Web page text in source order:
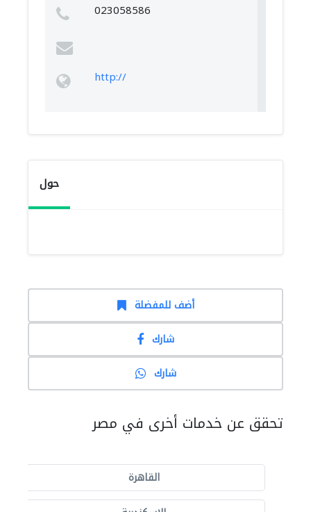
023058586
http://
حول
أضف للمفضلة
شارك
شارك
تحقق عن خدمات أخرى في مصر
القاهرة